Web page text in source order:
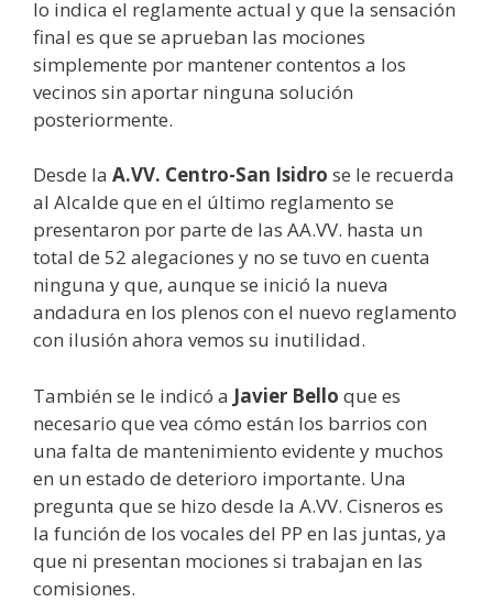
lo indica el reglamente actual y que la sensación
final es que se aprueban las mociones
simplemente por mantener contentos a los
vecinos sin aportar ninguna solución
posteriormente.
Desde la A.VV. Centro-San Isidro se le recuerda
al Alcalde que en el último reglamento se
presentaron por parte de las AA.VV. hasta un
total de 52 alegaciones y no se tuvo en cuenta
ninguna y que, aunque se inició la nueva
andadura en los plenos con el nuevo reglamento
con ilusión ahora vemos su inutilidad.
También se le indicó a Javier Bello que es
necesario que vea cómo están los barrios con
una falta de mantenimiento evidente y muchos
en un estado de deterioro importante. Una
pregunta que se hizo desde la A.VV. Cisneros es
la función de los vocales del PP en las juntas, ya
que ni presentan mociones si trabajan en las
comisiones.